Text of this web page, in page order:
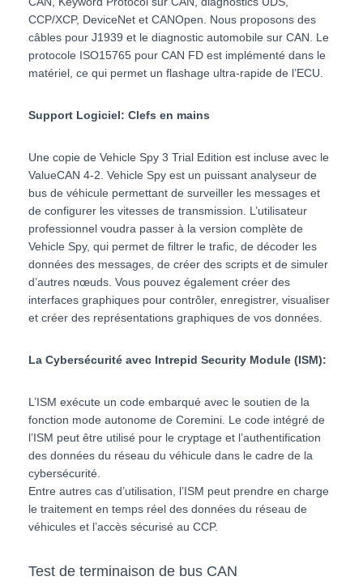
CCP/XCP, DeviceNet et CANOpen. Nous proposons des
câbles pour J1939 et le diagnostic automobile sur CAN. Le
protocole ISO15765 pour CAN FD est implémenté dans le
matériel, ce qui permet un flashage ultra-rapide de l’ECU.
Support Logiciel: Clefs en mains
Une copie de Vehicle Spy 3 Trial Edition est incluse avec le
ValueCAN 4-2. Vehicle Spy est un puissant analyseur de
bus de véhicule permettant de surveiller les messages et
de configurer les vitesses de transmission. L’utilisateur
professionnel voudra passer à la version complète de
Vehicle Spy, qui permet de filtrer le trafic, de décoder les
données des messages, de créer des scripts et de simuler
d’autres nœuds. Vous pouvez également créer des
interfaces graphiques pour contrôler, enregistrer, visualiser
et créer des représentations graphiques de vos données.
La Cybersécurité avec Intrepid Security Module (ISM):
L’ISM exécute un code embarqué avec le soutien de la
fonction mode autonome de Coremini. Le code intégré de
l’ISM peut être utilisé pour le cryptage et l’authentification
des données du réseau du véhicule dans le cadre de la
cybersécurité.
Entre autres cas d’utilisation, l’ISM peut prendre en charge
le traitement en temps réel des données du réseau de
véhicules et l’accès sécurisé au CCP.
Test de terminaison de bus CAN